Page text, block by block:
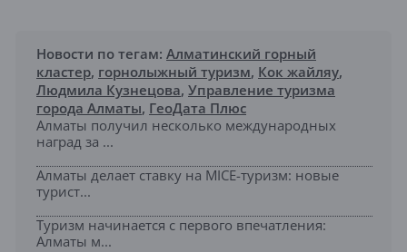
Новости по тегам: Алматинский горный
кластер, горнолыжный туризм, Кок жайляу,
Людмила Кузнецова, Управление туризма
города Алматы, ГеоДата Плюс
Алматы получил несколько международных
наград за ...
Алматы делает ставку на MICE-туризм: новые
турист...
Туризм начинается с первого впечатления:
Алматы м...